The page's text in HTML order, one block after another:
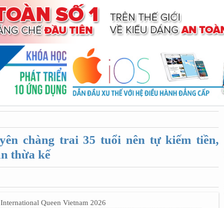
chàng trai 35 tuổi nên tự kiếm tiền,
thừa kế
Queen Vietnam 2026